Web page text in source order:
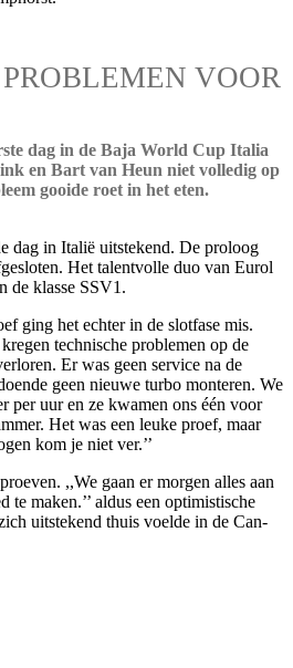
VOOR
dag in de Baja World Cup Italia
en Bart van Heun niet volledig op
gooide roet in het eten.
dag in Italië uitstekend. De proloog
Het talentvolle duo van Eurol
de klasse SSV1.
ging het echter in de slotfase mis.
technische problemen op de
Er was geen service na de
geen nieuwe turbo monteren. We
per uur en ze kwamen ons één voor
Het was een leuke proef, maar
kom je niet ver.’’
,,We gaan er morgen alles aan
te maken.’’ aldus een optimistische
uitstekend thuis voelde in de Can-